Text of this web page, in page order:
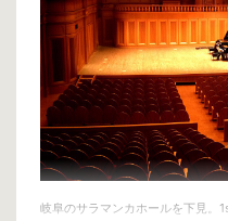
日本という国は「芸術家は芸術の
りますが、それ本当に「？」です
パリやNYCで出会った芸術家達は
見で述べれたし、それゆえ彼等か
あると思うんです。
その時代を生きている重みがある
芸術家＝哲学家＝発信者、だから
と信じています。
長文読んで頂いて誠にありがとう
—————————-
事を言って実行しようとしていた
岐阜のサラマンカホールを下見。